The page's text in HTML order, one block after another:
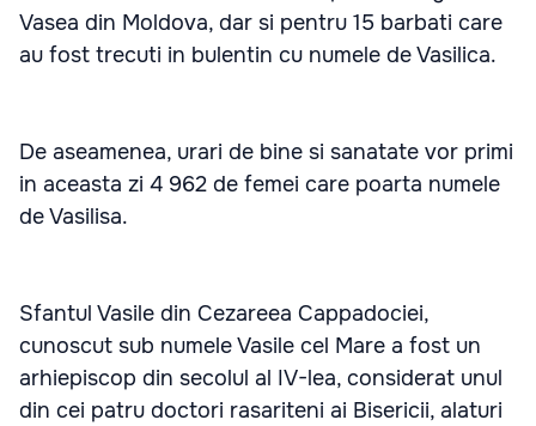
Vasea din Moldova, dar si pentru 15 barbati care
au fost trecuti in bulentin cu numele de Vasilica.
De aseamenea, urari de bine si sanatate vor primi
in aceasta zi 4 962 de femei care poarta numele
de Vasilisa.
Sfantul Vasile din Cezareea Cappadociei,
cunoscut sub numele Vasile cel Mare a fost un
arhiepiscop din secolul al IV-lea, considerat unul
din cei patru doctori rasariteni ai Bisericii, alaturi